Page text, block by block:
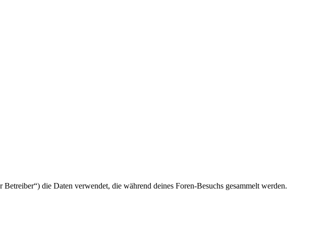
die Daten verwendet, die während deines Foren-Besuchs gesammelt werden.